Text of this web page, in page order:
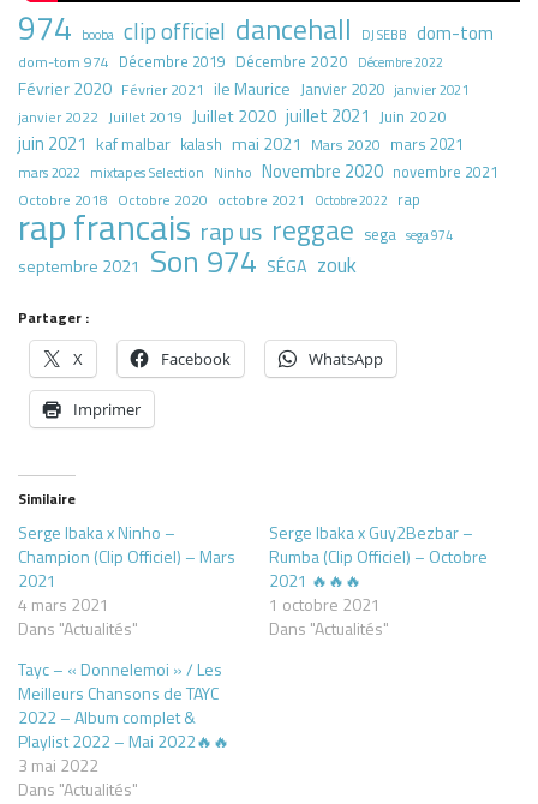
974 booba clip officiel dancehall DJ SEBB dom-tom
dom-tom 974 Décembre 2019 Décembre 2020 Décembre 2022
Février 2020 Février 2021 ile Maurice Janvier 2020 janvier 2021
janvier 2022 Juillet 2019 Juillet 2020 juillet 2021 Juin 2020
juin 2021 kaf malbar kalash mai 2021 Mars 2020 mars 2021
mars 2022 mixtapes Selection Ninho Novembre 2020 novembre 2021
Octobre 2018 Octobre 2020 octobre 2021 Octobre 2022 rap
rap francais rap us reggae sega sega 974
septembre 2021 Son 974 SÉGA zouk
Partager :
X Facebook WhatsApp
Imprimer
Similaire
Serge Ibaka x Ninho –
Champion (Clip Officiel) – Mars
2021
4 mars 2021
Dans "Actualités"
Serge Ibaka x Guy2Bezbar –
Rumba (Clip Officiel) – Octobre
2021 🔥🔥🔥
1 octobre 2021
Dans "Actualités"
Tayc – « Donnelemoi » / Les
Meilleurs Chansons de TAYC
2022 – Album complet &
Playlist 2022 – Mai 2022🔥🔥
3 mai 2022
Dans "Actualités"